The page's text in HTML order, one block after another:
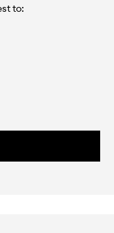
to: